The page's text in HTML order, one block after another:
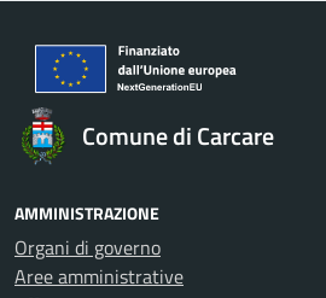
Comune di Carcare
AMMINISTRAZIONE
Organi di governo
Aree amministrative